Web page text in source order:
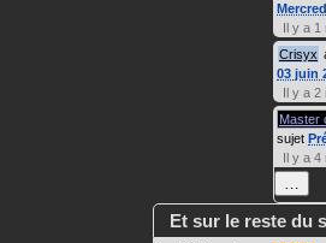
Il y a 1
Crisyx
03 juin
Il y a 2
Master
sujet
Il y a 4
…
Et sur le reste du